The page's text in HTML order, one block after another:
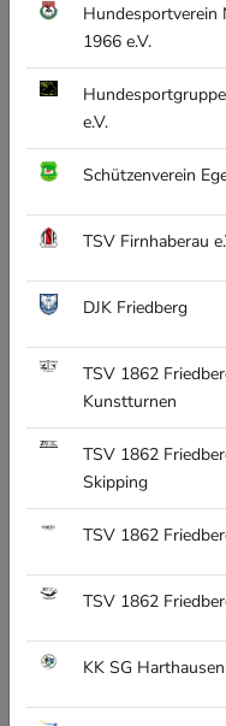
Hundesportverein
1966 e.V.
e.V.
Schützenverein
TSV Firnhaberau
DJK Friedberg
TSV 1862
Kunstturnen
TSV 1862
Skipping
TSV 1862
TSV 1862
KK SG
ERIMA
SKU:
Farbe:
coll grey/curacao
S M
Menge:
IN